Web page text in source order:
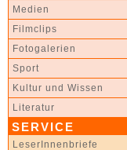
Medien
Filmclips
Fotogalerien
Sport
Kultur und Wissen
Literatur
SERVICE
LeserInnenbriefe